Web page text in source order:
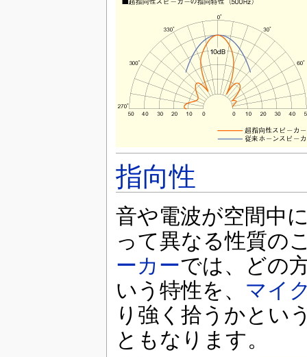
指向性
音や電波が空間中
って異なる性質の
ーカーでは、どの
いう特性を、 マイ
り強く拾うかとい
ともなります。